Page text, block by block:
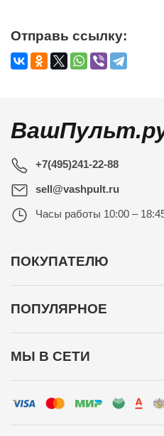
Отправь ссылку:
+7(495)241-22-88
sell@vashpult.ru
Часы работы 10:00 –
ПОКУПАТЕЛЮ
ПОПУЛЯРНОЕ
МЫ В СЕТИ